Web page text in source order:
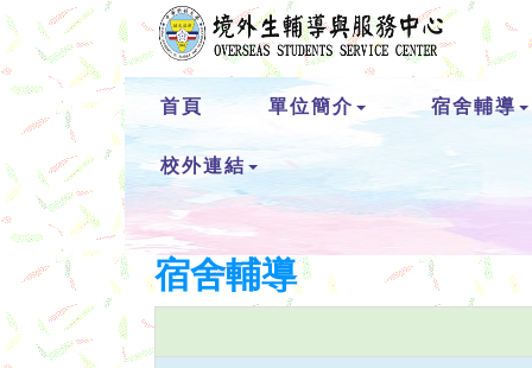
首頁 單位簡介 宿舍輔導
校外連結
宿舍輔導